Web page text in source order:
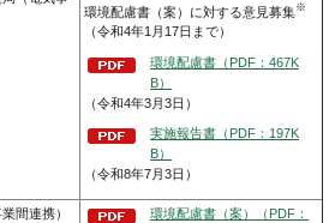
環境配慮書（案）に対する意見募集 ※
（令和4年1月17日まで）
環境配慮書（PDF：467K
B）
（令和4年3月3日）
実施報告書（PDF：197K
B）
（令和8年7月3日）
間連携）
環境配慮書（案）（PDF：